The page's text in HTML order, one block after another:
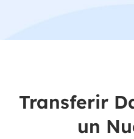
Transferir
un